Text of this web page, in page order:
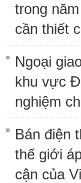
trong
cần thiết
Ngoại
khu vực
nghiệm
Bán điện
thế giới
cận của